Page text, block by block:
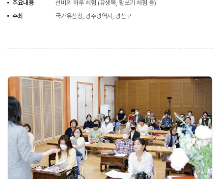
주요내용
선비의 하루 체험 (유생복, 활쏘기 체험 등)
주최
국가유산청, 광주광역시, 광산구